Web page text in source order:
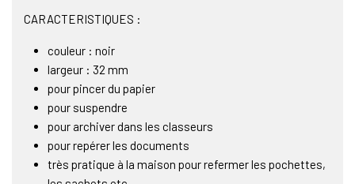
CARACTERISTIQUES :
couleur : noir
largeur : 32 mm
pour pincer du papier
pour suspendre
pour archiver dans les classeurs
pour repérer les documents
très pratique à la maison pour refermer les pochettes,